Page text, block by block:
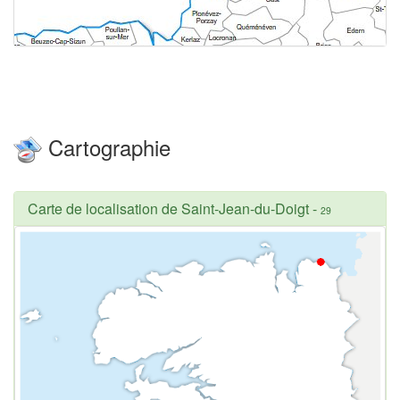
Cartographie
Carte de localisation de Saint-Jean-du-Doigt- 29